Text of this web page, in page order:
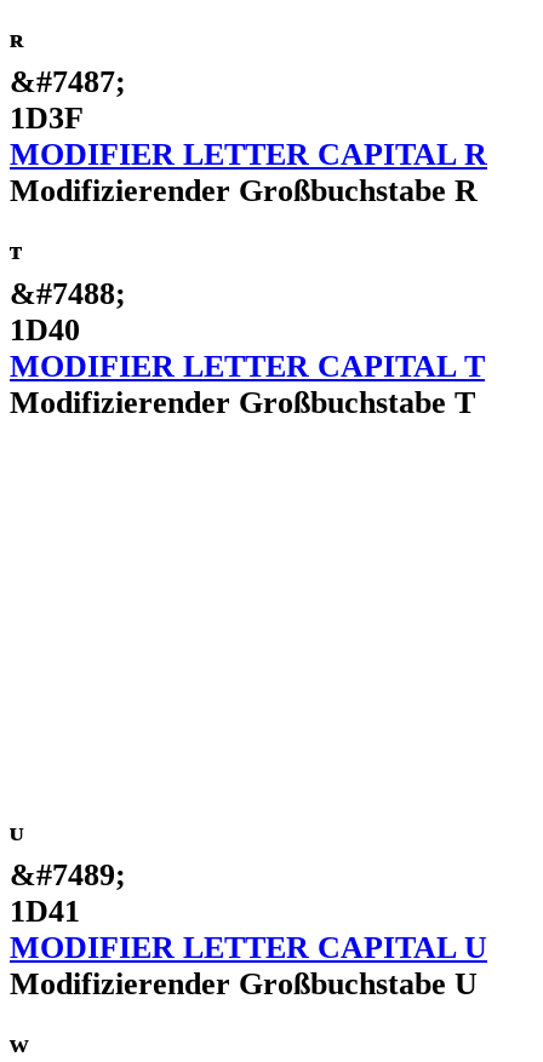
ᴿ
&#7487;
1D3F
MODIFIER LETTER CAPITAL R
Modifizierender Großbuchstabe R
ᵀ
&#7488;
1D40
MODIFIER LETTER CAPITAL T
Modifizierender Großbuchstabe T
ᵁ
&#7489;
1D41
MODIFIER LETTER CAPITAL U
Modifizierender Großbuchstabe U
ᵂ